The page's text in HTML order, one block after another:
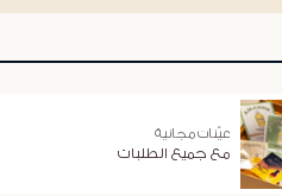
عيّنات مجانية
مع جميع الطلبات